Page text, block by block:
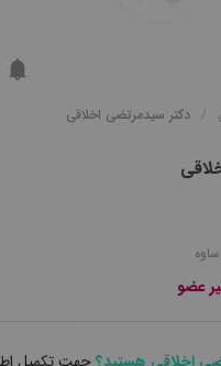
دکتر سیدمرتضی اخلاقی
ساوه
عضو